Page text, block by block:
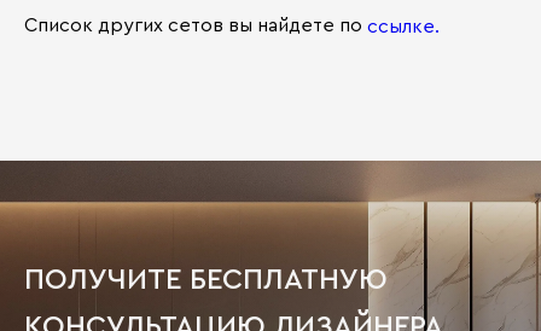
Список других сетов вы найдете по ссылке.
ПОЛУЧИТЕ БЕСПЛАТНУЮ